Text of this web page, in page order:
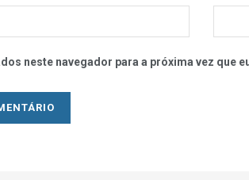
neste navegador para a próxima vez que